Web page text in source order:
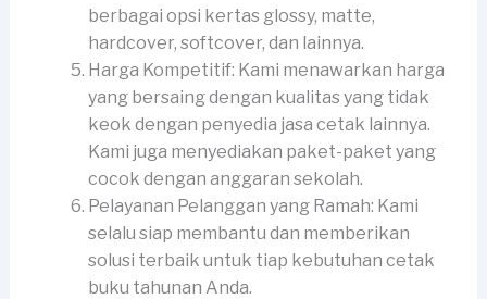
berbagai opsi kertas glossy, matte,
hardcover, softcover, dan lainnya.
Harga Kompetitif: Kami menawarkan harga
yang bersaing dengan kualitas yang tidak
keok dengan penyedia jasa cetak lainnya.
Kami juga menyediakan paket-paket yang
cocok dengan anggaran sekolah.
Pelayanan Pelanggan yang Ramah: Kami
selalu siap membantu dan memberikan
solusi terbaik untuk tiap kebutuhan cetak
buku tahunan Anda.